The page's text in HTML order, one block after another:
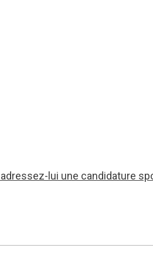
lui une candidature